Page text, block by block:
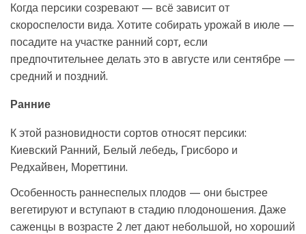
Когда персики созревают — всё зависит от
скороспелости вида. Хотите собирать урожай в июле —
посадите на участке ранний сорт, если
предпочтительнее делать это в августе или сентябре —
средний и поздний.
Ранние
К этой разновидности сортов относят персики:
Киевский Ранний, Белый лебедь, Грисборо и
Редхайвен, Мореттини.
Особенность раннеспелых плодов — они быстрее
вегетируют и вступают в стадию плодоношения. Даже
саженцы в возрасте 2 лет дают небольшой, но хороший